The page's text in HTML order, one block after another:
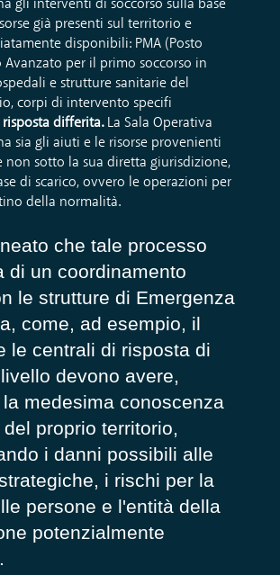
gli interventi di soccorso sulla base
già presenti sul territorio e
disponibili: PMA(Posto
Avanzato per il primo soccorso in
i e strutture sanitariedel
, corpi di intervento specifi
risposta differita. La Sala Operativa
sia gli aiuti e le risorse provenienti
non sotto la sua diretta giurisdizione,
di scarico, ovvero le operazioni per
della normalità.
che tale processo
di un coordinamento
le strutture di Emergenza
come, ad esempio, il
le centrali di risposta di
devono avere,
medesimaconoscenza
proprio territorio,
i danni possibili alle
i rischi per la
persone e l'entità della
potenzialmente